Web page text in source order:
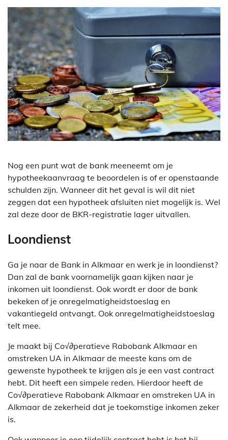
Nog een punt wat de bank meeneemt om je
hypotheekaanvraag te beoordelen is of er openstaande
schulden zijn. Wanneer dit het geval is wil dit niet
zeggen dat een hypotheek afsluiten niet mogelijk is. Wel
zal deze door de BKR-registratie lager uitvallen.
Loondienst
Ga je naar de Bank in Alkmaar en werk je in loondienst?
Dan zal de bank voornamelijk gaan kijken naar je
inkomen uit loondienst. Ook wordt er door de bank
bekeken of je onregelmatigheidstoeslag en
vakantiegeld ontvangt. Ook onregelmatigheidstoeslag
telt mee.
Je maakt bij Co√∂peratieve Rabobank Alkmaar en
omstreken UA in Alkmaar de meeste kans om de
gewenste hypotheek te krijgen als je een vast contract
hebt. Dit heeft een simpele reden. Hierdoor heeft de
Co√∂peratieve Rabobank Alkmaar en omstreken UA in
Alkmaar de zekerheid dat je toekomstige inkomen zeker
is.